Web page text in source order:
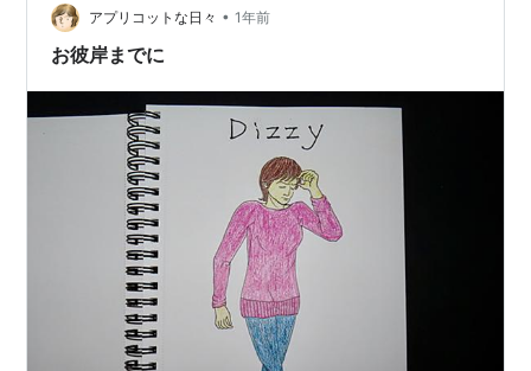
アプリコットな日々 • 1年前
お彼岸までに